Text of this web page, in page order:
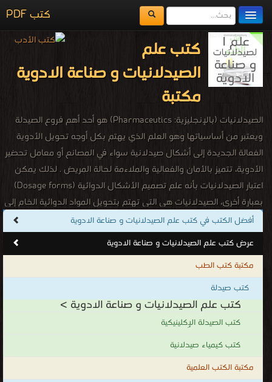
كتب PDF
مكتبة الكتب
المكتبات
يُقرأ حالياً
اضف كتاب
كتب علم
الصيدلانيات و صناعة الادوية
مكتبة
الصيدلانيات (بالإنجليزية: Pharmaceutics) هو أحد أهم فروع الصيدلة
ويعتبر من أساسياتها وهو العلم الذي يهتم بكل أوجه تحويل الأدوية
الفعالة الجديدة إلى أشكال صيدلانية سواء في المصانع أو معامل تحضير
الأدوية، تتميز بالأمان والفعالية والملاءمة لحالة المريض . لذلك يمكن
اعتبار الصيدلانيات بأنه علم تصميم الأشكال الدوائية (Dosage forms)
بعبارة أخرى، الصيدلانيات هي التي تهتم بتحويل المواد الدوائية الخام إلى
أقراص أو كبسولات أو كريمات أو حقن وكافة الأشكال الصيدلانية
الأخرى التي يمكن تناولها من قبل المريض بشكل ذاتي أو بمساعدة
الآخرين. يتم اختيار الأشكال الصيدلية الملائم بناءًا على خواص المادة
الدوائية الفيزيائية والكيميائية ومدى ثباتها وملاءمتها لاستخدام المريض
وللمرض الذي تعالجه، كذلك السرعة التي نريدها لإيصال الدواء تلعب
دورًا مهمًا في تحديد الشكل الدوائي المختار.
كتب علم الصيدلانيات و صناعة الادوية
أفضل الكتب في كتب علم الصيدلانيات و صناعة الادوية
عرض كتب علم الصيدلانيات و صناعة الادوية
مكتبة كتب الطب
كتب صيدلة
كتب علم الصيدلانيات و صناعة الادوية >
كتب الصيدلة الإِكلينيكية
كتب كيمياء صيدلانية
مكتبة الكتب العلمية